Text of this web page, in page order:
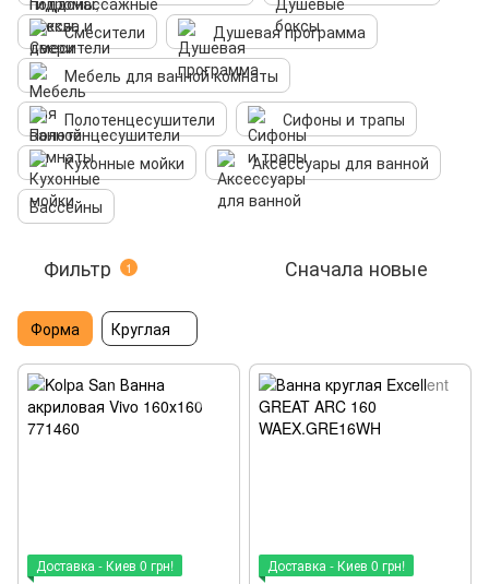
Смесители
Душевая программа
Мебель для ванной комнаты
Полотенцесушители
Сифоны и трапы
Кухонные мойки
Аксессуары для ванной
Бассейны
Фильтр 1 Сначала новые
Форма Круглая
Доставка - Киев 0 грн! Доставка - Киев 0 грн!